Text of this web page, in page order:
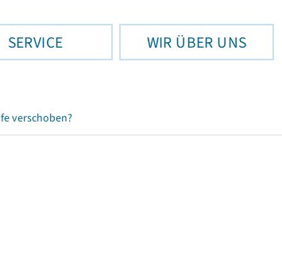
SERVICE WIR ÜBER UNS
verschoben?